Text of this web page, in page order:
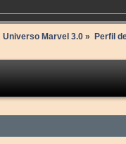
Universo Marvel 3.0» Perfil